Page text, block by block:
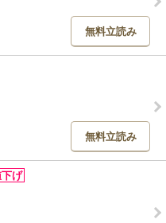
無料立読み
無料立読み